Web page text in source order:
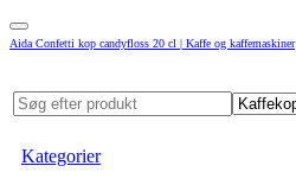
Aida Confetti kop candyfloss 20 cl | Kaffe og kaffemaskiner
Kategorier